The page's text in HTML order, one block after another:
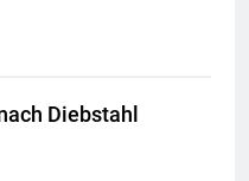
Diebstahl